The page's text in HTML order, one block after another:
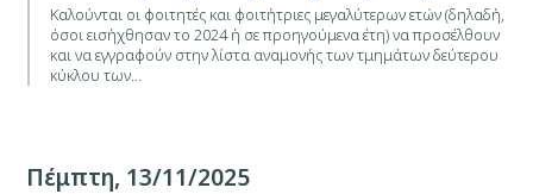
Καλούνται οι φοιτητές και φοιτήτριες μεγαλύτερων ετών (δηλαδή,
όσοι εισήχθησαν το 2024 ή σε προηγούμενα έτη) να προσέλθουν
και να εγγραφούν στην λίστα αναμονής των τμημάτων δεύτερου
κύκλου των…
Πέμπτη, 13/11/2025